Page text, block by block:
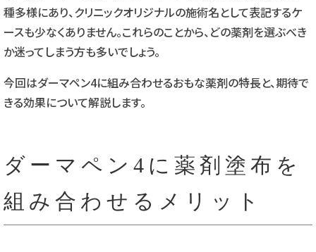
種多様にあり、クリニックオリジナルの施術名として表記するケ
ースも少なくありません。これらのことから、どの薬剤を選ぶべき
か迷ってしまう方も多いでしょう。
今回はダーマペン4に組み合わせるおもな薬剤の特長と、期待で
きる効果について解説します。
ダーマペン4に薬剤塗布を
組み合わせるメリット